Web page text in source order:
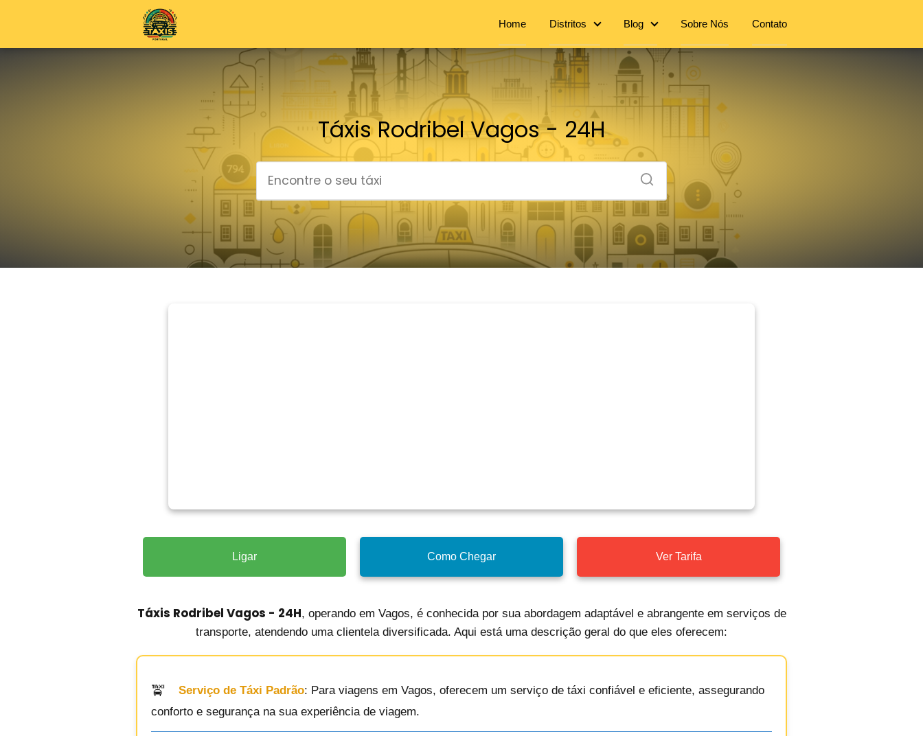
Home Distritos Blog Sobre Nós Contato
Táxis Rodribel Vagos - 24H
Ligar Como Chegar Ver Tarifa
Táxis Rodribel Vagos - 24H, operando em Vagos, é conhecida por sua abordagem adaptável e abrangente em serviços de
transporte, atendendo uma clientela diversificada. Aqui está uma descrição geral do que eles oferecem:
Serviço de Táxi Padrão: Para viagens em Vagos, oferecem um serviço de táxi confiável e eficiente, assegurando
conforto e segurança na sua experiência de viagem.